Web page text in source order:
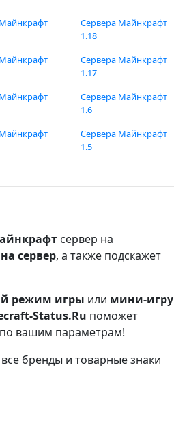
Сервера Майнкрафт
1.18
Сервера Майнкрафт
1.17
Сервера Майнкрафт
1.6
Сервера Майнкрафт
1.5
сервер на
сервер, а также подскажет
режим игры или мини-игру
Status.Ru поможет
по вашим параметрам!
все бренды и товарные знаки